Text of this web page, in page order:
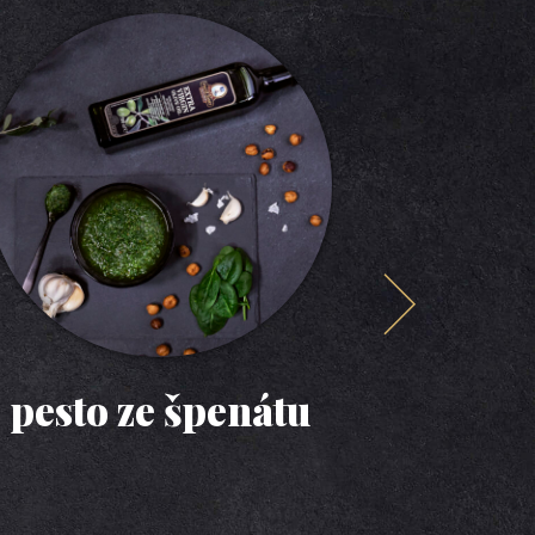
pesto ze špenátu